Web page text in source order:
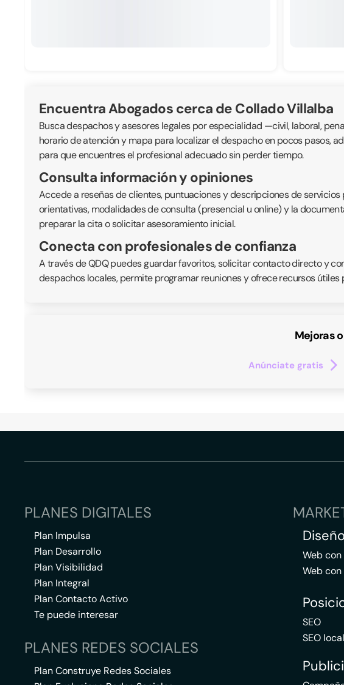
Encuentra Abogados cerca de Collado Villalba
Busca despachos y asesores legales por especialidad —civil, laboral,
horario de atención y mapa para localizar el despacho en pocos pasos,
para que encuentres el profesional adecuado sin perder tiempo.
Consulta información y opiniones
Accede a reseñas de clientes, puntuaciones y descripciones de
orientativas, modalidades de consulta (presencial u online) y la
preparar la cita o solicitar asesoramiento inicial.
Conecta con profesionales de confianza
A través de QDQ puedes guardar favoritos, solicitar contacto directo y
despachos locales, permite programar reuniones y ofrece recursos
Mejoras
Anúnciate gratis
PLANES DIGITALES
Plan Impulsa
Plan Desarrollo
Plan Visibilidad
Plan Integral
Plan Contacto Activo
Te puede interesar
PLANES REDES SOCIALES
Plan Construye Redes Sociales
Web
Web
SEO
SEO local